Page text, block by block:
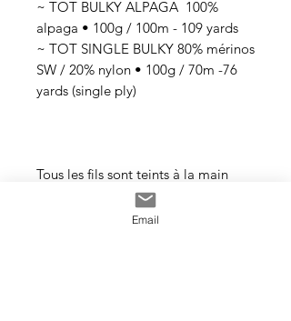
~ TOT BULKY ALPAGA 100%
alpaga • 100g / 100m - 109 yards
~ TOT SINGLE BULKY 80% mérinos
SW / 20% nylon • 100g / 70m -76
yards (single ply)
Tous les fils sont teints à la main
avec des teintures acides
professionnelles non toxiques. Tous
Email